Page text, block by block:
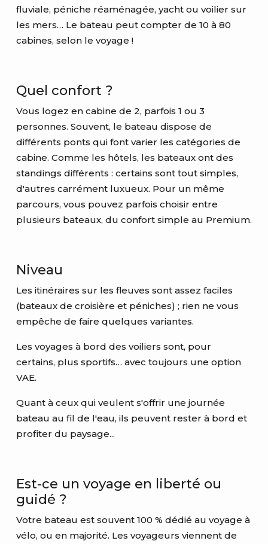
fluviale, péniche réaménagée, yacht ou voilier sur
les mers… Le bateau peut compter de 10 à 80
cabines, selon le voyage !
Quel confort ?
Vous logez en cabine de 2, parfois 1 ou 3
personnes. Souvent, le bateau dispose de
différents ponts qui font varier les catégories de
cabine. Comme les hôtels, les bateaux ont des
standings différents : certains sont tout simples,
d'autres carrément luxueux. Pour un même
parcours, vous pouvez parfois choisir entre
plusieurs bateaux, du confort simple au Premium.
Niveau
Les itinéraires sur les fleuves sont assez faciles
(bateaux de croisière et péniches) ; rien ne vous
empêche de faire quelques variantes.
Les voyages à bord des voiliers sont, pour
certains, plus sportifs… avec toujours une option
VAE.
Quant à ceux qui veulent s'offrir une journée
bateau au fil de l'eau, ils peuvent rester à bord et
profiter du paysage...
Est-ce un voyage en liberté ou
guidé ?
Votre bateau est souvent 100 % dédié au voyage à
vélo, ou en majorité. Les voyageurs viennent de